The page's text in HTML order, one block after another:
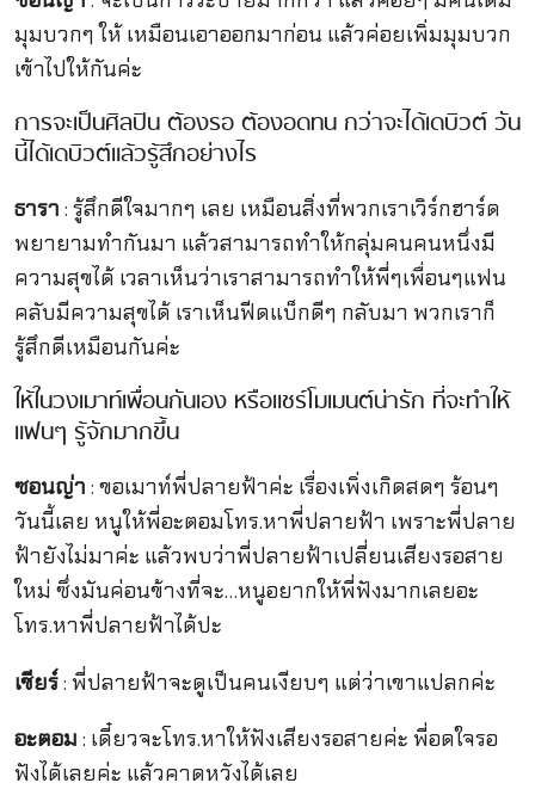
มุมบวกๆ ให้ เหมือนเอาออกมาก่อน แล้วค่อยเพิ่มมุมบวก
เข้าไปให้กันค่ะ
การจะเป็นศิลปิน ต้องรอ ต้องอดทน กว่าจะได้เดบิวต์ วัน
นี้ได้เดบิวต์แล้วรู้สึกอย่างไร
ธารา : รู้สึกดีใจมากๆ เลย เหมือนสิ่งที่พวกเราเวิร์กฮาร์ด
พยายามทำกันมา แล้วสามารถทำให้กลุ่มคนคนหนึ่งมี
ความสุขได้ เวลาเห็นว่าเราสามารถทำให้พี่ๆเพื่อนๆแฟน
คลับมีความสุขได้ เราเห็นฟีดแบ็กดีๆ กลับมา พวกเราก็
รู้สึกดีเหมือนกันค่ะ
ให้ในวงเมาท์เพื่อนกันเอง หรือแชร์โมเมนต์น่ารัก ที่จะทำให้
แฟนๆ รู้จักมากขึ้น
ซอนญ่า : ขอเมาท์พี่ปลายฟ้าค่ะ เรื่องเพิ่งเกิดสดๆ ร้อนๆ
วันนี้เลย หนูให้พี่อะตอมโทร.หาพี่ปลายฟ้า เพราะพี่ปลาย
ฟ้ายังไม่มาค่ะ แล้วพบว่าพี่ปลายฟ้าเปลี่ยนเสียงรอสาย
ใหม่ ซึ่งมันค่อนข้างที่จะ…หนูอยากให้พี่ฟังมากเลยอะ
โทร.หาพี่ปลายฟ้าได้ปะ
เชียร์: พี่ปลายฟ้าจะดูเป็นคนเงียบๆ แต่ว่าเขาแปลกค่ะ
อะตอม : เดี๋ยวจะโทร.หาให้ฟังเสียงรอสายค่ะ พี่อดใจรอ
ฟังได้เลยค่ะ แล้วคาดหวังได้เลย